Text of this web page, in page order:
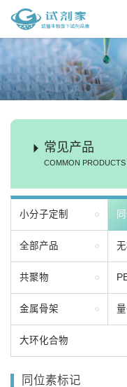
常见产品
COMMON PRODUCTS
小分子定制
全部产品
共聚物
金属骨架
大环化合物
同位素标记